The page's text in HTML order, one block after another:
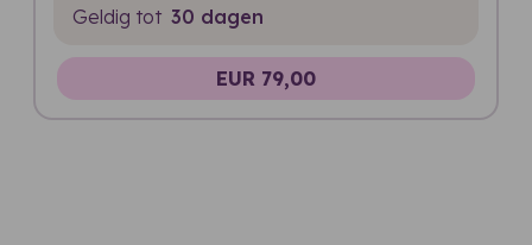
Geldig tot 30 dagen
EUR 79,00